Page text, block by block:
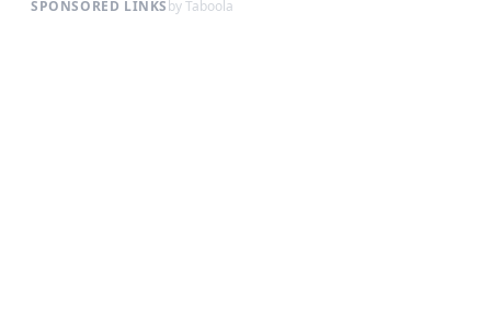
SPONSORED LINKSby Taboola